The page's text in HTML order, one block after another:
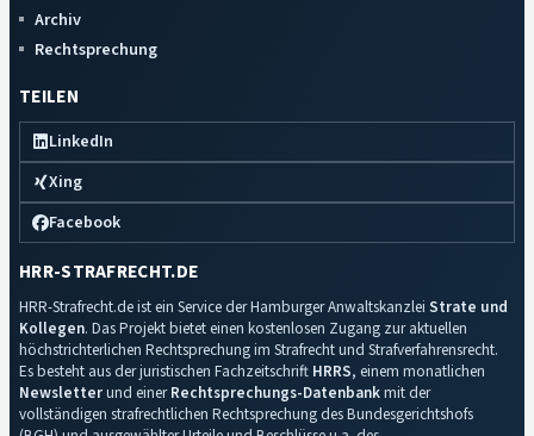
Archiv
Rechtsprechung
TEILEN
LinkedIn
Xing
Facebook
HRR-STRAFRECHT.DE
HRR-Strafrecht.de ist ein Service der Hamburger Anwaltskanzlei Strate und
Kollegen. Das Projekt bietet einen kostenlosen Zugang zur aktuellen
höchstrichterlichen Rechtsprechung im Strafrecht und Strafverfahrensrecht.
Es besteht aus der juristischen Fachzeitschrift HRRS, einem monatlichen
Newsletterund einerRechtsprechungs-Datenbankmit der
vollständigen strafrechtlichen Rechtsprechung des Bundesgerichtshofs